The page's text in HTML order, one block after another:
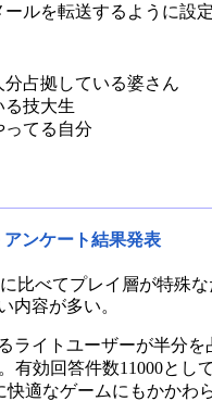
ールを転送するように設定
占拠している婆さん
る技大生
てる自分
ンケート結果発表
比べてプレイ層が特殊
内容が多い。
ライトユーザーが半分を
有効回答件数11000とし
適なゲームにもかかわ